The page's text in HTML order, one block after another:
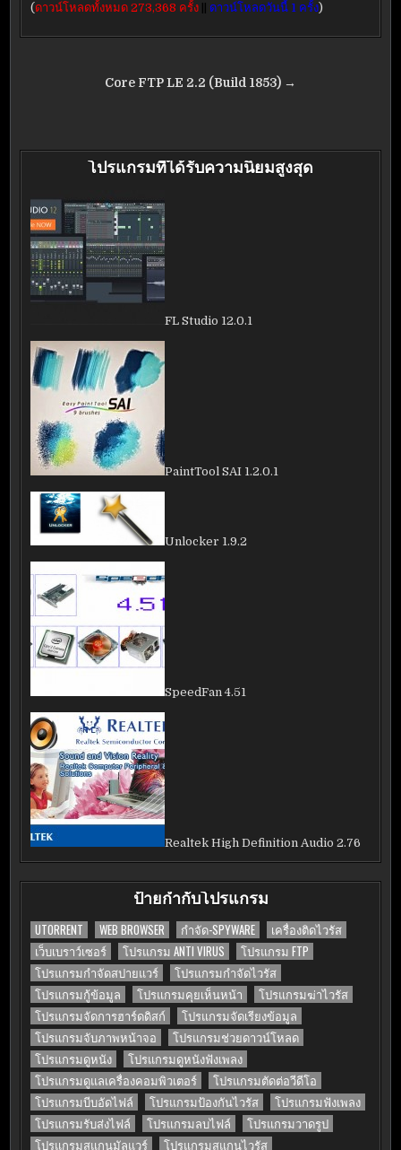
(ดาวน์โหลดทั้งหมด 273,368 ครั้ง ดาวน์โหลดวันนี้ 1 ครั้ง)
แนะแนวCore FTP LE 2.2 (Build 1853) →
โปรแกรมที่ได้รับความนิยมสูงสุด
FL Studio 12.0.1
PaintTool SAI 1.2.0.1
Unlocker 1.9.2
SpeedFan 4.51
Realtek High Definition Audio 2.76
ป้ายกำกับโปรแกรม
UTORRENT WEB BROWSER กำจัด-SPYWARE
เครื่องติดไวรัส
เว็บเบราว์เซอร์
โปรแกรม ANTI VIRUS
โปรแกรม FTP
โปรแกรมกำจัดสปายแวร์
โปรแกรมกำจัดไวรัส
โปรแกรมกู้ข้อมูล
โปรแกรมคุยเห็นหน้า
โปรแกรมฆ่าไวรัส
โปรแกรมจัดการฮาร์ดดิสก์
โปรแกรมจัดเรียงข้อมูล
โปรแกรมจับภาพหน้าจอ
โปรแกรมช่วยดาวน์โหลด
โปรแกรมดูหนัง
โปรแกรมดูหนังฟังเพลง
โปรแกรมดูแลเครื่องคอมพิวเตอร์
โปรแกรมตัดต่อวีดีโอ
โปรแกรมบีบอัดไฟล์
โปรแกรมป้องกันไวรัส
โปรแกรมฟังเพลง
โปรแกรมรับส่งไฟล์
โปรแกรมลบไฟล์
โปรแกรมวาดรูป
โปรแกรมสแกนมัลแวร์
โปรแกรมสแกนไวรัส